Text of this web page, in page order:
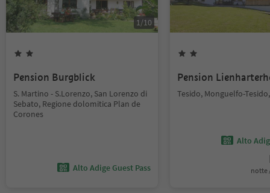
1/10
Pension Burgblick
S. Martino - S.Lorenzo, San Lorenzo di
Sebato, Regione dolomitica Plan de
Corones
Alto Adige Guest Pass
Pension
Tesido, Monguelfo-Tesido,
Alto
notte